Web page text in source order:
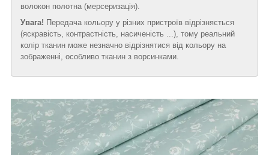
волокон полотна (мерсеризація).
Увага! Передача кольору у різних пристроїв відрізняється
(яскравість, контрастність, насиченість ...), тому реальний
колір тканин може незначно відрізнятися від кольору на
зображенні, особливо тканин з ворсинками.